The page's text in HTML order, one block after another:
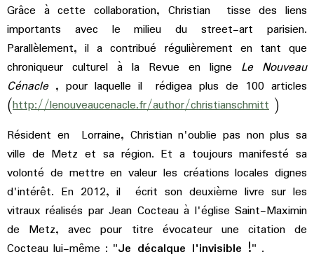
Grâce à cette collaboration, Christian tisse des liens
importants avec le milieu du street-art parisien.
Parallèlement, il a contribué régulièrement en tant que
chroniqueur culturel à la Revue en ligne Le Nouveau
Cénacle , pour laquelle il rédigea plus de 100 articles
(http://lenouveaucenacle.fr/author/christianschmitt )
Résident en Lorraine, Christian n'oublie pas non plus sa
ville de Metz et sa région. Et a toujours manifesté sa
volonté de mettre en valeur les créations locales dignes
d'intérêt. En 2012, il écrit son deuxième livre sur les
vitraux réalisés par Jean Cocteau à l'église Saint-Maximin
de Metz, avec pour titre évocateur une citation de
Cocteau lui-même : "Je décalque l'invisible !" .